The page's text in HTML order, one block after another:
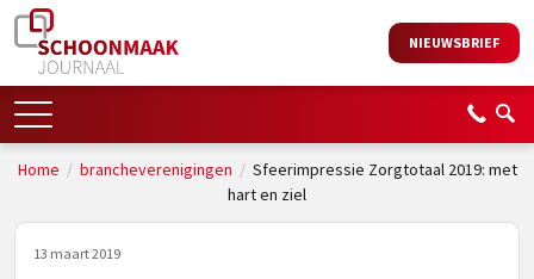
NIEUWSBRIEF
Home / brancheverenigingen / Sfeerimpressie Zorgtotaal 2019: met
hart en ziel
13 maart 2019